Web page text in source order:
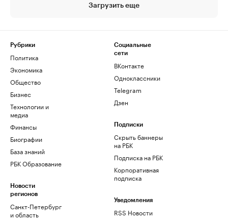
Загрузить еще
Рубрики
Политика
Экономика
Общество
Бизнес
Технологии и
медиа
Финансы
Биографии
База знаний
РБК Образование
Новости
регионов
Санкт-Петербург
и область
Социальные
сети
ВКонтакте
Одноклассники
Telegram
Дзен
Подписки
Скрыть баннеры
на РБК
Подписка на РБК
Корпоративная
подписка
Уведомления
RSS Новости